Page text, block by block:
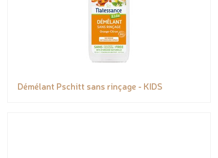
Démélant Pschitt sans rinçage - KIDS